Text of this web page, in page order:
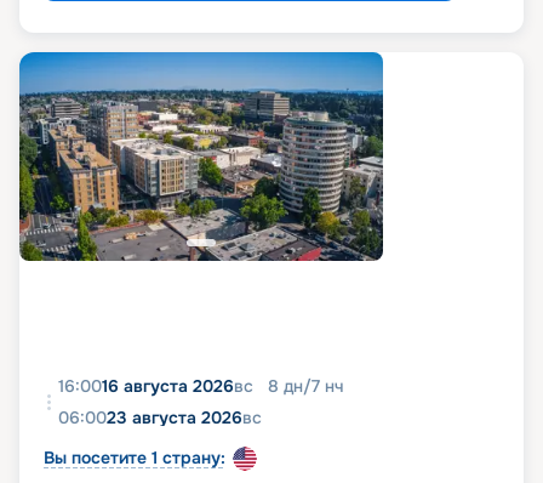
16:0016 августа 2026вс 8 дн/7 нч
06:0023 августа 2026вс
Вы посетите 1 страну: